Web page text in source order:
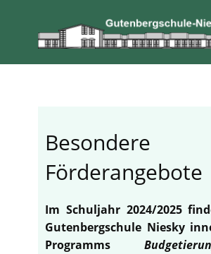
Besondere
Förderangebote
Im Schuljahr 2024/2025
Gutenbergschule Niesky
Programms